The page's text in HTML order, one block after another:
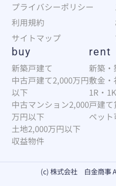
プライバシーポリシー
利用規約
サイトマップ
buy
新築戸建て
中古戸建て2,000万円
以下
中古マンション2,000
万円以下
土地2,000万円以下
収益物件
rent
新築・
敷金・
1R・
戸建て
ペット
(c) 株式会社 白金商事